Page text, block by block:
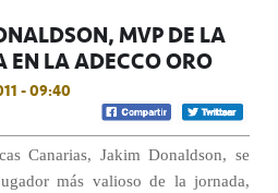
MVP DE LA
EN LA ADECCO ORO
- 09:40
Canarias, Jakim Donaldson, se
más valioso de la jornada,